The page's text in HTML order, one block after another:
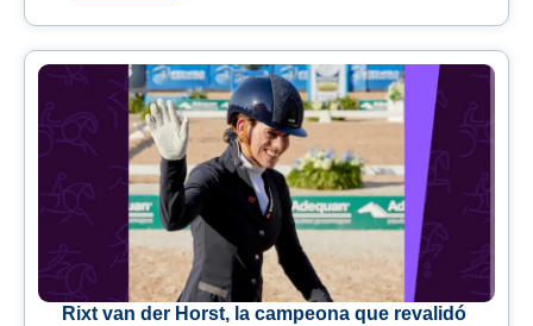
Rixt van der Horst, la campeona que revalidó